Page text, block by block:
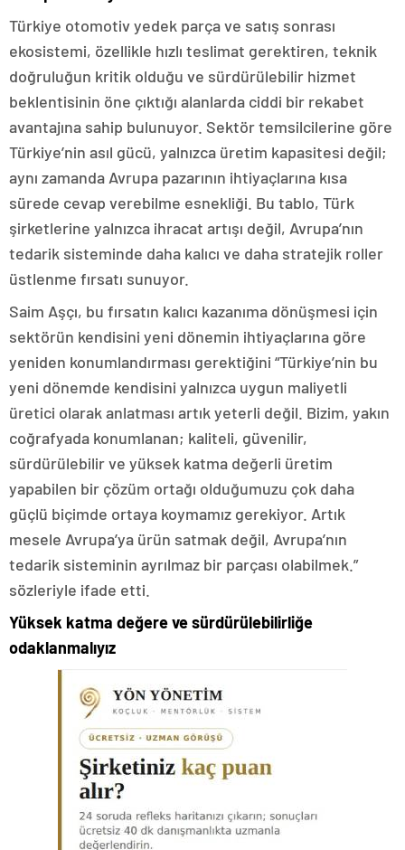
Türkiye otomotiv yedek parça ve satış sonrası
ekosistemi, özellikle hızlı teslimat gerektiren, teknik
doğruluğun kritik olduğu ve sürdürülebilir hizmet
beklentisinin öne çıktığı alanlarda ciddi bir rekabet
avantajına sahip bulunuyor. Sektör temsilcilerine göre
Türkiye’nin asıl gücü, yalnızca üretim kapasitesi değil;
aynı zamanda Avrupa pazarının ihtiyaçlarına kısa
sürede cevap verebilme esnekliği. Bu tablo, Türk
şirketlerine yalnızca ihracat artışı değil, Avrupa’nın
tedarik sisteminde daha kalıcı ve daha stratejik roller
üstlenme fırsatı sunuyor.
Saim Aşçı, bu fırsatın kalıcı kazanıma dönüşmesi için
sektörün kendisini yeni dönemin ihtiyaçlarına göre
yeniden konumlandırması gerektiğini “Türkiye’nin bu
yeni dönemde kendisini yalnızca uygun maliyetli
üretici olarak anlatması artık yeterli değil. Bizim, yakın
coğrafyada konumlanan; kaliteli, güvenilir,
sürdürülebilir ve yüksek katma değerli üretim
yapabilen bir çözüm ortağı olduğumuzu çok daha
güçlü biçimde ortaya koymamız gerekiyor. Artık
mesele Avrupa’ya ürün satmak değil, Avrupa’nın
tedarik sisteminin ayrılmaz bir parçası olabilmek.”
sözleriyle ifade etti.
Yüksek katma değere ve sürdürülebilirliğe
odaklanmalıyız